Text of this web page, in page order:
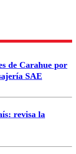
de Carahue por
SAE
revisa la